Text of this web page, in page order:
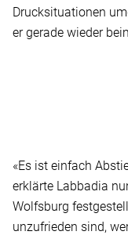
Drucksituationen
er gerade wieder
«Es ist einfach
erklärte Labbadia
Wolfsburg
unzufrieden sind,